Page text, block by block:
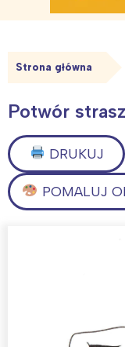
Strona główna
Potwór
DRUKUJ
POMALUJ